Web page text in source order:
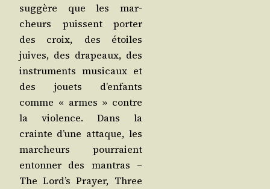
sug­gère que les mar­
cheurs puissent por­ter
des croix, des étoiles
juives, des dra­peaux, des
ins­tru­ments musi­caux et
des jouets d’enfants
comme « armes » contre
la vio­lence. Dans la
crainte d’une attaque, les
mar­cheurs pour­raient
enton­ner des man­tras –
The Lord’s Prayer, Three